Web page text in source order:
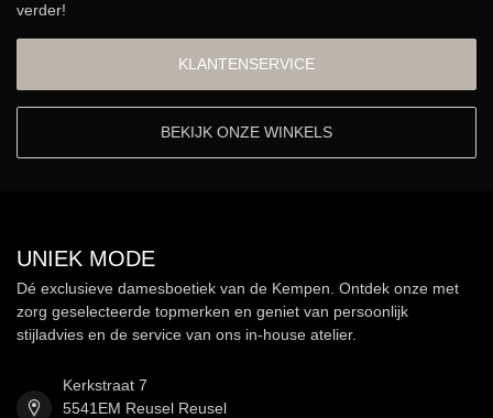
verder!
KLANTENSERVICE
BEKIJK ONZE WINKELS
UNIEK MODE
Dé exclusieve damesboetiek van de Kempen. Ontdek onze met
zorg geselecteerde topmerken en geniet van persoonlijk
stijladvies en de service van ons in-house atelier.
Kerkstraat 7
5541EM Reusel Reusel